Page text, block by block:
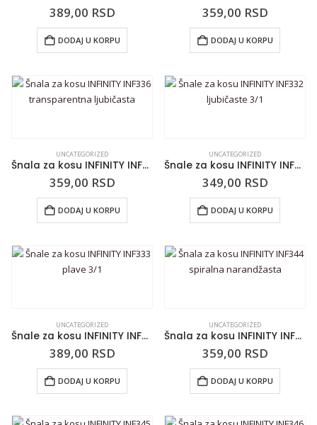
389,00 RSD
DODAJ U KORPU
359,00 RSD
DODAJ U KORPU
UNCATEGORIZED
Šnala za kosu INFINITY INF336 transparentna ljubičasta
359,00 RSD
DODAJ U KORPU
UNCATEGORIZED
Šnale za kosu INFINITY INF332 ljubičaste 3/1
349,00 RSD
DODAJ U KORPU
UNCATEGORIZED
Šnale za kosu INFINITY INF333 plave 3/1
389,00 RSD
DODAJ U KORPU
UNCATEGORIZED
Šnala za kosu INFINITY INF344 spiralna narandžasta
359,00 RSD
DODAJ U KORPU